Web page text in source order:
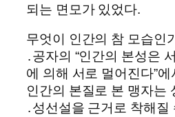
되는 면모가 있었다.
무엇이 인간의 참 모습인
․공자의 “인간의 본성은
에 의해 서로 멀어진다”
인간의 본질로 본 맹자는
․성선설을 근거로 착해질